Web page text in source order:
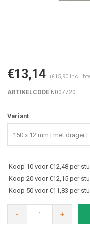
€13,14 (€15,90 Incl.
ARTIKELCODE N007720
Variant
150 x 12 mm | met drager |
Koop 10 voor €12,48 per
Koop 20 voor €12,15 per
Koop 50 voor €11,83 per
- +